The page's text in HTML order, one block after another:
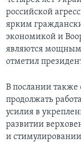
российской
ярким
экономикой и
являются
отметил
В послании также
продолжать
усилия в
развитии
и